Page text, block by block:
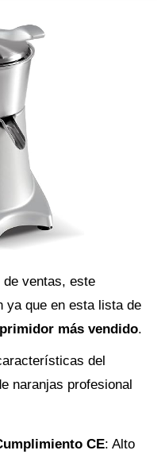
de ventas, este
ya que en esta lista de
más vendido.
del
naranjas profesional
CE: Alto